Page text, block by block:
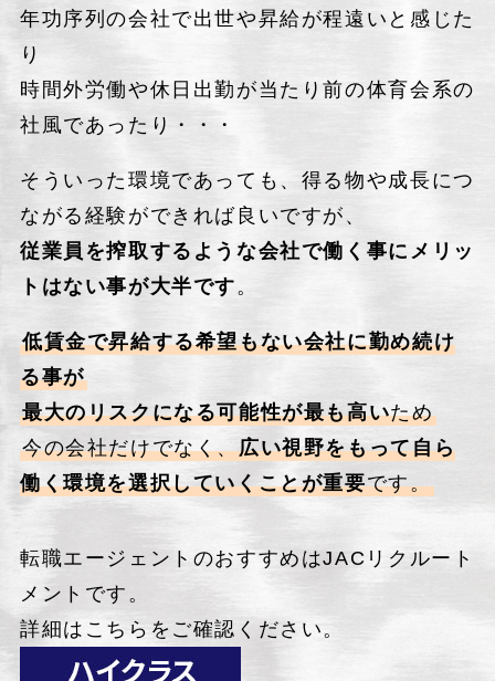
年功序列の会社で出世や昇給が程遠いと感じた
り
時間外労働や休日出勤が当たり前の体育会系の
社風であったり・・・
そういった環境であっても、得る物や成長につ
ながる経験ができれば良いですが、
従業員を搾取するような会社で働く事にメリッ
トはない事が大半です 。
低賃金で昇給する希望もない会社に勤め続け
る事が
最大のリスクになる可能性が最も高いため
今の会社だけでなく、広い視野をもって自ら
働く環境を選択していくことが重要です。
転職エージェントのおすすめはJACリクルート
メントです。
詳細はこちらをご確認ください。